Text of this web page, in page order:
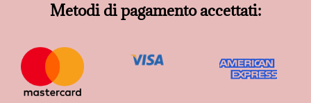
Metodi di pagamento accettati: